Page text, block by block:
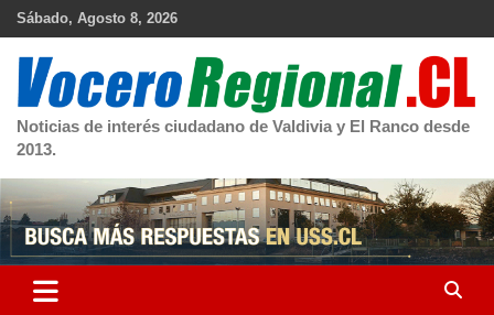
Skip
Sábado, Agosto 8, 2026
Noticias de interés ciudadano de Valdivia y El Ranco desde
2013.